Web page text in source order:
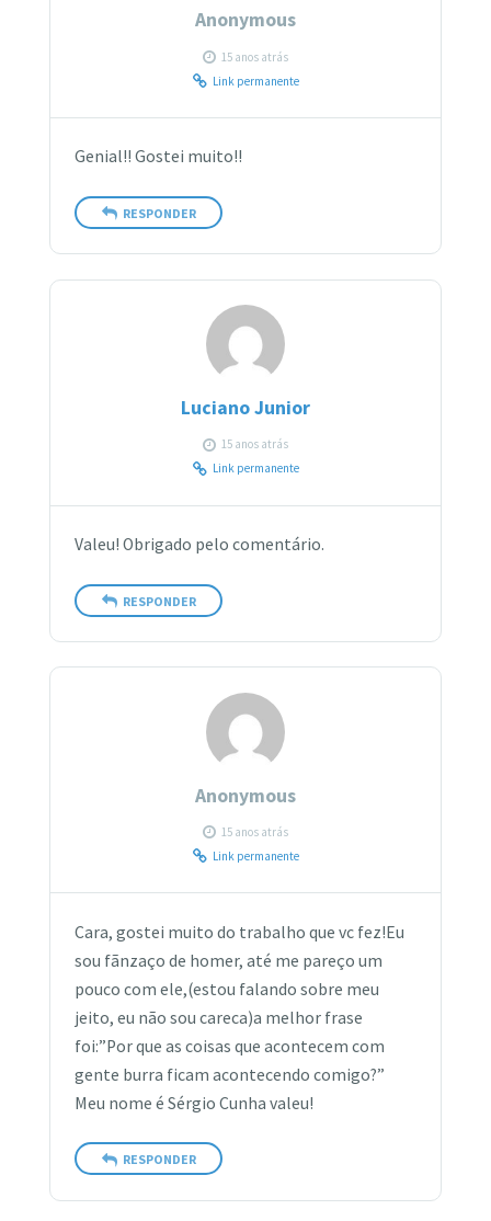
Anonymous
15 anos atrás
Link permanente
Genial!! Gostei muito!!
RESPONDER
Luciano Junior
15 anos atrás
Link permanente
Valeu! Obrigado pelo comentário.
RESPONDER
Anonymous
15 anos atrás
Link permanente
Cara, gostei muito do trabalho que vc fez!Eu
sou fãnzaço de homer, até me pareço um
pouco com ele,(estou falando sobre meu
jeito, eu não sou careca)a melhor frase
foi:”Por que as coisas que acontecem com
gente burra ficam acontecendo comigo?”
Meu nome é Sérgio Cunha valeu!
RESPONDER